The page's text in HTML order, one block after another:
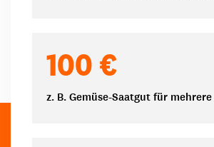
100 €
z. B. Gemüse-Saatgut für